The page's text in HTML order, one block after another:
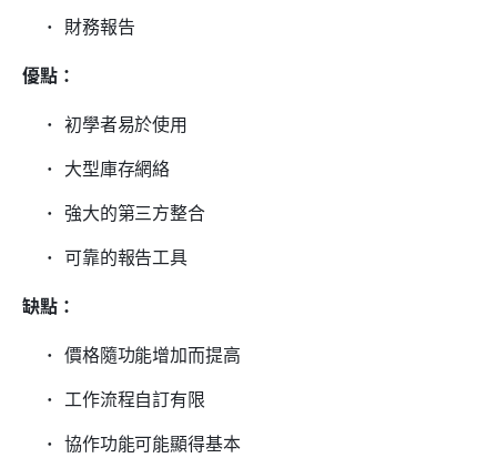
財務報告
優點：
初學者易於使用
大型庫存網絡
強大的第三方整合
可靠的報告工具
缺點：
價格隨功能增加而提高
工作流程自訂有限
協作功能可能顯得基本